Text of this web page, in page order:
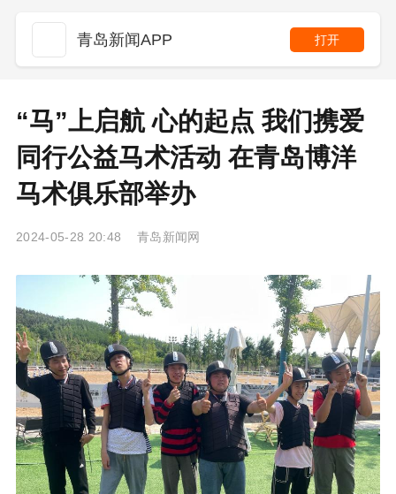
青岛新闻APP 打开
“马”上启航 心的起点 我们携爱
同行公益马术活动 在青岛博洋
马术俱乐部举办
2024-05-28 20:48 青岛新闻网